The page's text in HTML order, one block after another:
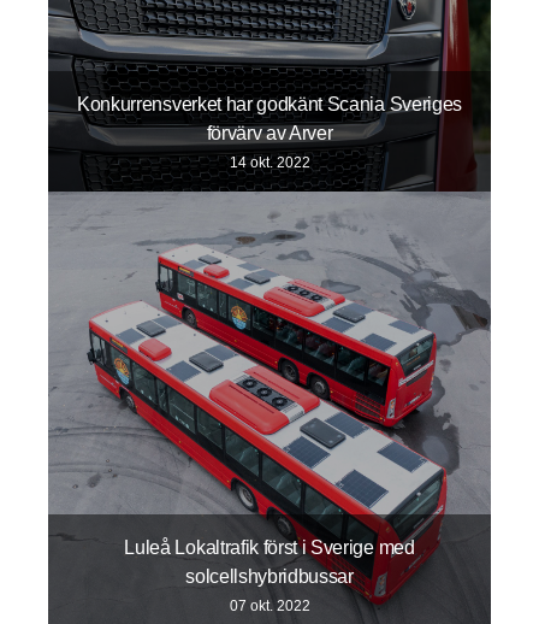
Konkurrensverket har godkänt Scania Sveriges
förvärv av Arver
14 okt. 2022
Luleå Lokaltrafik först i Sverige med
solcellshybridbussar
07 okt. 2022